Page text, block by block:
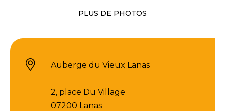
PLUS DE PHOTOS
Auberge du Vieux Lanas
2, place Du Village
07200 Lanas